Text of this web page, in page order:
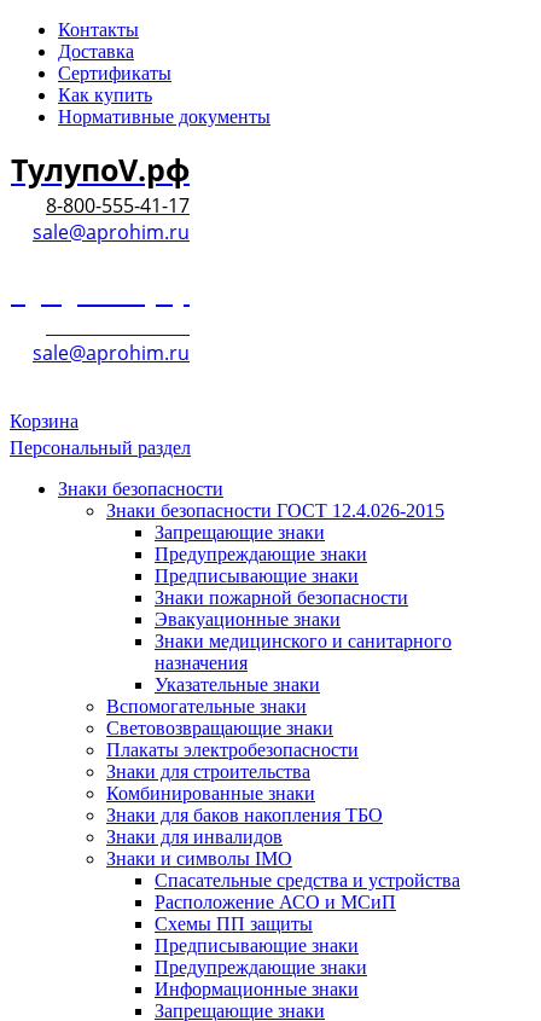
Контакты
Доставка
Сертификаты
Как купить
Нормативные документы
ТулупоV.рф
8-800-555-41-17
sale@aprohim.ru
sale@aprohim.ru
Корзина
Персональный раздел
Знаки безопасности
Знаки безопасности ГОСТ 12.4.026-2015
Запрещающие знаки
Предупреждающие знаки
Предписывающие знаки
Знаки пожарной безопасности
Эвакуационные знаки
Знаки медицинского и санитарного
назначения
Указательные знаки
Вспомогательные знаки
Световозвращающие знаки
Плакаты электробезопасности
Знаки для строительства
Комбинированные знаки
Знаки для баков накопления ТБО
Знаки для инвалидов
Знаки и символы IMO
Спасательные средства и устройства
Расположение АСО и МСиП
Схемы ПП защиты
Предписывающие знаки
Предупреждающие знаки
Информационные знаки
Запрещающие знаки